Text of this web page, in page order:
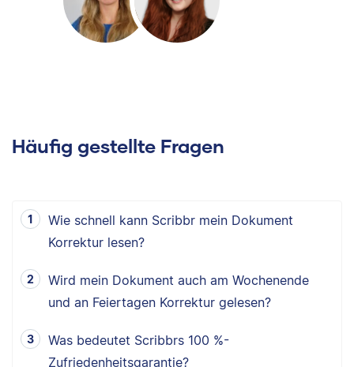
Häufig gestellte Fragen
Wie schnell kann Scribbr mein Dokument
Korrektur lesen?
Wird mein Dokument auch am Wochenende
und an Feiertagen Korrektur gelesen?
Was bedeutet Scribbrs 100 %-
Zufriedenheitsgarantie?